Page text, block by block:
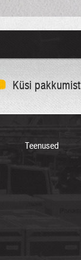
Küsi pakkumist
Teenused